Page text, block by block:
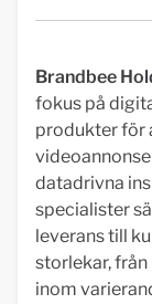
Brandbee
fokus på
produkter för
datadrivna
specialister
leverans till
storlekar,
inom